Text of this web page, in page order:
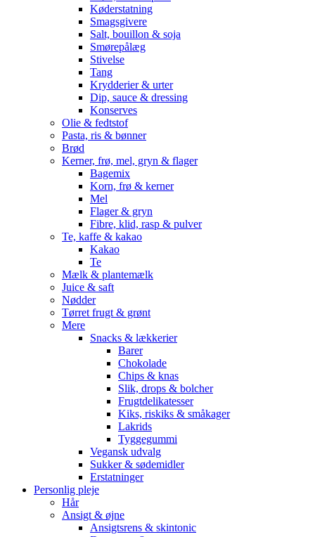
Køderstatning
Smagsgivere
Salt, bouillon & soja
Smørepålæg
Stivelse
Tang
Krydderier & urter
Dip, sauce & dressing
Konserves
Olie & fedtstof
Pasta, ris & bønner
Brød
Kerner, frø, mel, gryn & flager
Bagemix
Korn, frø & kerner
Mel
Flager & gryn
Fibre, klid, rasp & pulver
Te, kaffe & kakao
Kakao
Te
Mælk & plantemælk
Juice & saft
Nødder
Tørret frugt & grønt
Mere
Snacks & lækkerier
Barer
Chokolade
Chips & knas
Slik, drops & bolcher
Frugtdelikatesser
Kiks, riskiks & småkager
Lakrids
Tyggegummi
Vegansk udvalg
Sukker & sødemidler
Erstatninger
Personlig pleje
Hår
Ansigt & øjne
Ansigtsrens & skintonic